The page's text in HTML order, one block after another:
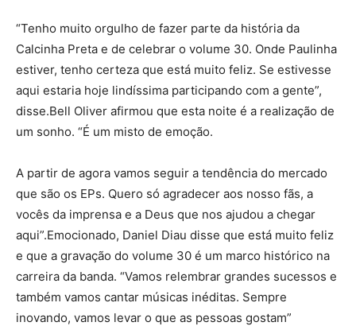
“Tenho muito orgulho de fazer parte da história da
Calcinha Preta e de celebrar o volume 30. Onde Paulinha
estiver, tenho certeza que está muito feliz. Se estivesse
aqui estaria hoje lindíssima participando com a gente”,
disse.Bell Oliver afirmou que esta noite é a realização de
um sonho. “É um misto de emoção.
A partir de agora vamos seguir a tendência do mercado
que são os EPs. Quero só agradecer aos nosso fãs, a
vocês da imprensa e a Deus que nos ajudou a chegar
aqui”.Emocionado, Daniel Diau disse que está muito feliz
e que a gravação do volume 30 é um marco histórico na
carreira da banda. “Vamos relembrar grandes sucessos e
também vamos cantar músicas inéditas. Sempre
inovando, vamos levar o que as pessoas gostam”